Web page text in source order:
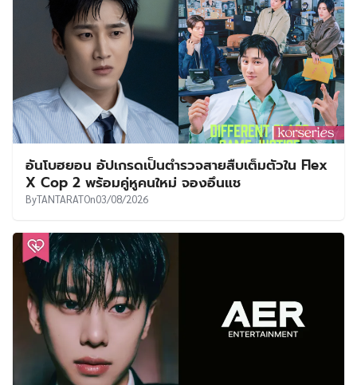
อันโบฮยอน อัปเกรดเป็นตำรวจสายสืบเต็มตัวใน Flex
X Cop 2 พร้อมคู่หูคนใหม่ จองอึนแช
ByTANTARATOn03/08/2026